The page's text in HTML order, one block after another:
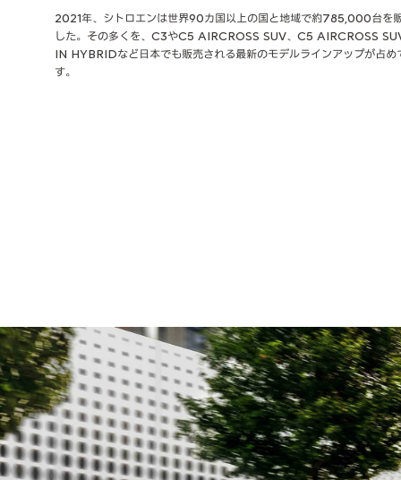
2021年、シトロエンは世界90カ国以上の国と地域で約785,000台を
した。その多くを、C3やC5 AIRCROSS SUV、C5 AIRCROSS
IN HYBRIDなど日本でも販売される最新のモデルラインアップが占め
す。